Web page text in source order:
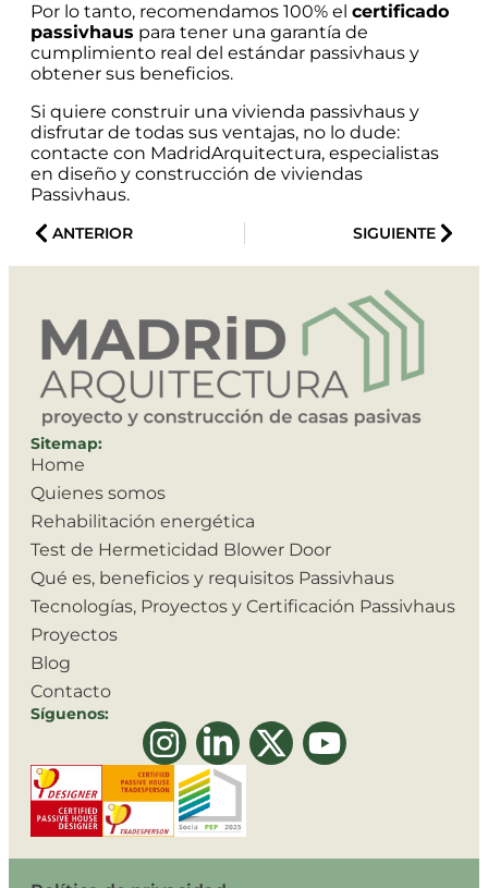
Por lo tanto, recomendamos 100% el certificado
passivhaus para tener una garantía de
cumplimiento real del estándar passivhaus y
obtener sus beneficios.
Si quiere construir una vivienda passivhaus y
disfrutar de todas sus ventajas, no lo dude:
contacte con MadridArquitectura, especialistas
en diseño y construcción de viviendas
Passivhaus.
ANTERIOR SIGUIENTE
Sitemap:
Home
Quienes somos
Rehabilitación energética
Test de Hermeticidad Blower Door
Qué es, beneficios y requisitos Passivhaus
Tecnologías, Proyectos y Certificación Passivhaus
Proyectos
Blog
Contacto
Síguenos: